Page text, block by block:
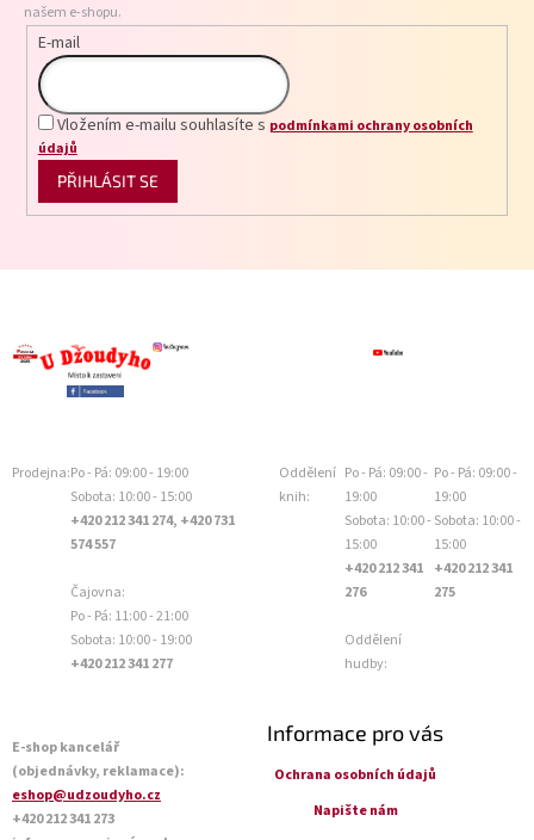
našem e-shopu.
E-mail
Vložením e-mailu souhlasíte s podmínkami ochrany osobních
údajů
PŘIHLÁSIT SE
Prodejna:Po - Pá: 09:00 - 19:00
Sobota: 10:00 - 15:00
+420 212 341 274, +420 731
574 557
Čajovna:
Po - Pá: 11:00 - 21:00
Sobota: 10:00 - 19:00
+420 212 341 277
Oddělení
knih:
Po - Pá: 09:00 -
19:00
Sobota: 10:00 -
15:00
+420 212 341
276
Oddělení
hudby:
Po - Pá: 09:00 -
19:00
Sobota: 10:00 -
15:00
+420 212 341
275
E-shop kancelář
(objednávky, reklamace):
eshop@udzoudyho.cz
+420 212 341 273
Informace pro vás
Ochrana osobních údajů
Napište nám